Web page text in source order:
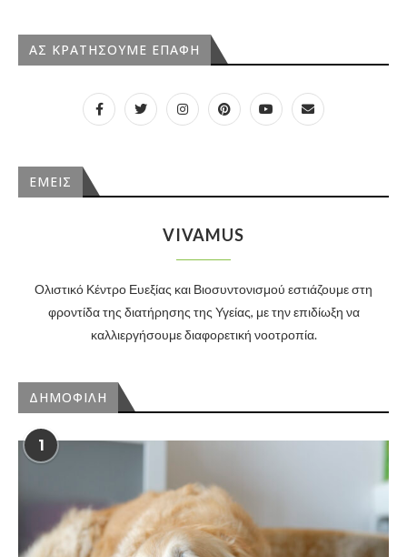
ΑΣ ΚΡΑΤΗΣΟΥΜΕ ΕΠΑΦΗ
ΕΜΕΙΣ
VIVAMUS
Ολιστικό Κέντρο Ευεξίας και Βιοσυντονισμού εστιάζουμε στη
φροντίδα της διατήρησης της Υγείας, με την επιδίωξη να
καλλιεργήσουμε διαφορετική νοοτροπία.
ΔΗΜΟΦΙΛΗ
1